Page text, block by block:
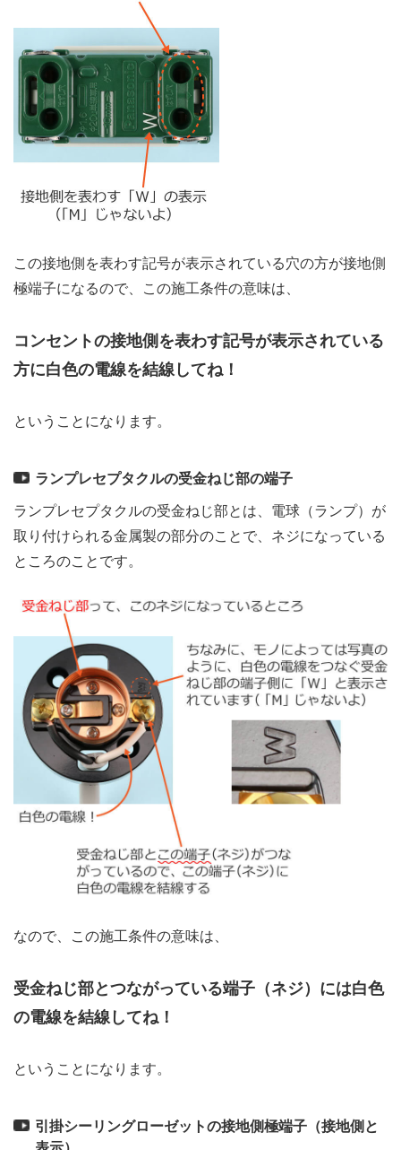
この接地側を表わす記号が表示されている穴の方が接地側
極端子になるので、この施工条件の意味は、
コンセントの接地側を表わす記号が表示されている
方に白色の電線を結線してね！
ということになります。
ランプレセプタクルの受金ねじ部の端子
ランプレセプタクルの受金ねじ部とは、電球（ランプ）が
取り付けられる金属製の部分のことで、ネジになっている
ところのことです。
なので、この施工条件の意味は、
受金ねじ部とつながっている端子（ネジ）には白色
の電線を結線してね！
ということになります。
引掛シーリングローゼットの接地側極端子（接地側と